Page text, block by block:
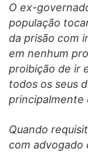
O ex-
população
da prisão com
em nenhum
proibição de ir
todos os seus
principalmente
Quando
com advogado